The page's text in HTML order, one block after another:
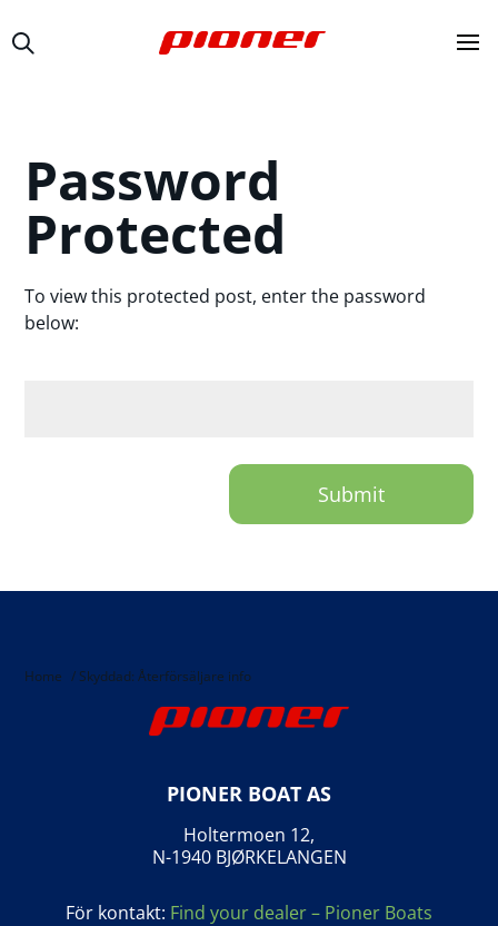
Password
Protected
To view this protected post, enter the password
below:
Submit
Home / Skyddad: Återförsäljare info
PIONER BOAT AS
Holtermoen 12,
N-1940 BJØRKELANGEN
För kontakt: Find your dealer – Pioner Boats